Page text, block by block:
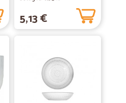
5,13 €